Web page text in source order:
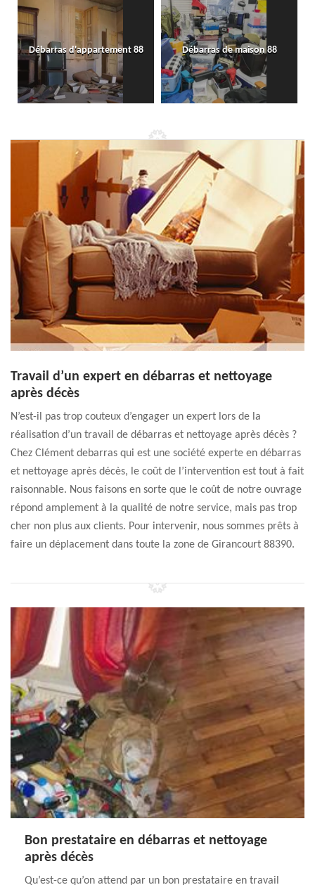
Débarras d'appartement 88 Débarras de maison 88
Travail d’un expert en débarras et nettoyage
après décès
N’est-il pas trop couteux d’engager un expert lors de la
réalisation d’un travail de débarras et nettoyage après décès ?
Chez Clément debarras qui est une société experte en débarras
et nettoyage après décès, le coût de l’intervention est tout à fait
raisonnable. Nous faisons en sorte que le coût de notre ouvrage
répond amplement à la qualité de notre service, mais pas trop
cher non plus aux clients. Pour intervenir, nous sommes prêts à
faire un déplacement dans toute la zone de Girancourt 88390.
Bon prestataire en débarras et nettoyage
après décès
Qu’est-ce qu’on attend par un bon prestataire en travail